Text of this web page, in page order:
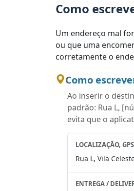
Como
Um endereço mal
ou que uma
corretamente o
Como
Ao inserir o
padrão: Rua L,
evita que o
LOCALIZAÇÃO,
Rua L, Vila
ENTREGA /